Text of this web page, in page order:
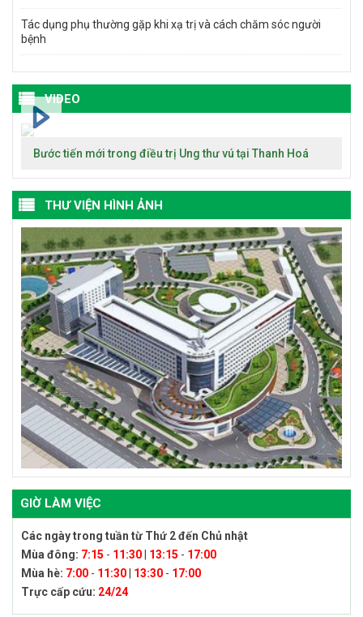
Tác dụng phụ thường gặp khi xạ trị và cách chăm sóc người
bệnh
VIDEO
Bước tiến mới trong điều trị Ung thư vú tại Thanh Hoá
THƯ VIỆN HÌNH ẢNH
GIỜ LÀM VIỆC
Các ngày trong tuần từ Thứ 2 đến Chủ nhật
Mùa đông: 7:15 - 11:30 13:15 - 17:00
Mùa hè: 7:00 - 11:30 13:30 - 17:00
Trực cấp cứu: 24/24